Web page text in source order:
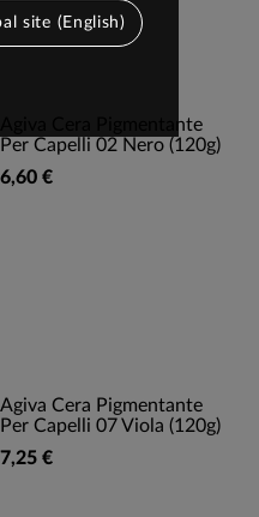
Agiva Cera Pigmentante
Per Capelli 02 Nero (120g)
6,60 €
Agiva Cera Pigmentante
Per Capelli 07 Viola (120g)
7,25 €
site (English)